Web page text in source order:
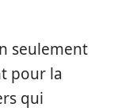
seulement
pour la
qui